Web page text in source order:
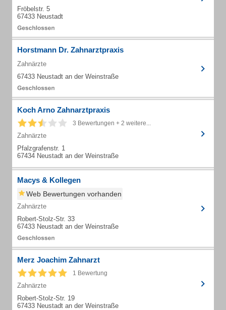
Fröbelstr. 5
67433 Neustadt
Horstmann Dr. Zahnarztpraxis
Zahnärzte
67433 Neustadt an der Weinstraße
Koch Arno Zahnarztpraxis
3 Bewertungen + 2 weitere...
Zahnärzte
Pfalzgrafenstr. 1
67434 Neustadt an der Weinstraße
Macys & Kollegen
Web Bewertungen vorhanden
Zahnärzte
Robert-Stolz-Str. 33
67433 Neustadt an der Weinstraße
Merz Joachim Zahnarzt
1 Bewertung
Zahnärzte
Robert-Stolz-Str. 19
67433 Neustadt an der Weinstraße